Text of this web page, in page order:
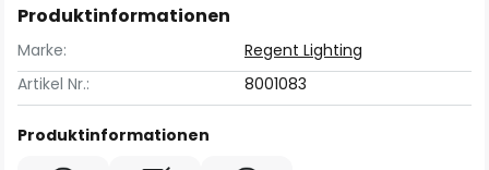
Produktinformationen
Marke:
Regent Lighting
Artikel Nr.:
8001083
Produktinformationen